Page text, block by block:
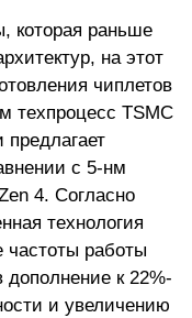
которая раньше
на этот
чиплетов
техпроцесс TSMC
предлагает
с 5-нм
4. Согласно
технология
частоты работы
дополнение к 22%-
и увеличению